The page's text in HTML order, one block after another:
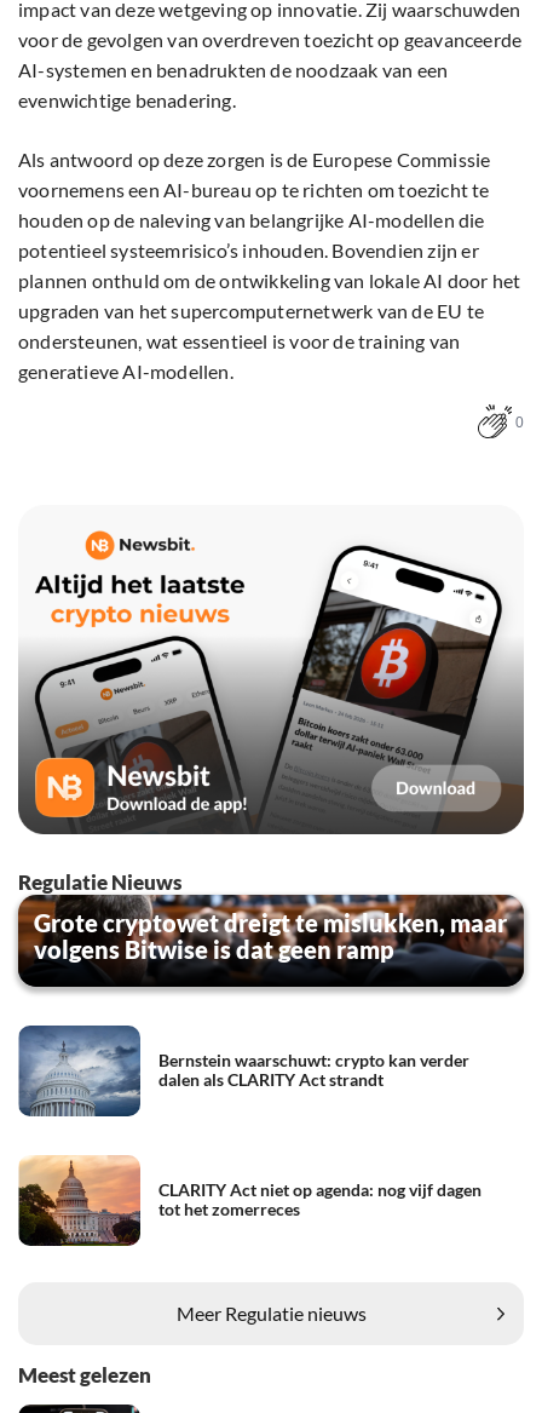
impact van deze wetgeving op innovatie. Zij waarschuwden
voor de gevolgen van overdreven toezicht op geavanceerde
AI-systemen en benadrukten de noodzaak van een
evenwichtige benadering.
Als antwoord op deze zorgen is de Europese Commissie
voornemens een AI-bureau op te richten om toezicht te
houden op de naleving van belangrijke AI-modellen die
potentieel systeemrisico’s inhouden. Bovendien zijn er
plannen onthuld om de ontwikkeling van lokale AI door het
upgraden van het supercomputernetwerk van de EU te
ondersteunen, wat essentieel is voor de training van
generatieve AI-modellen.
0
Regulatie Nieuws
Grote cryptowet dreigt te mislukken, maar
volgens Bitwise is dat geen ramp
Bernstein waarschuwt: crypto kan verder
dalen als CLARITY Act strandt
CLARITY Act niet op agenda: nog vijf dagen
tot het zomerreces
Meer Regulatie nieuws
Meest gelezen